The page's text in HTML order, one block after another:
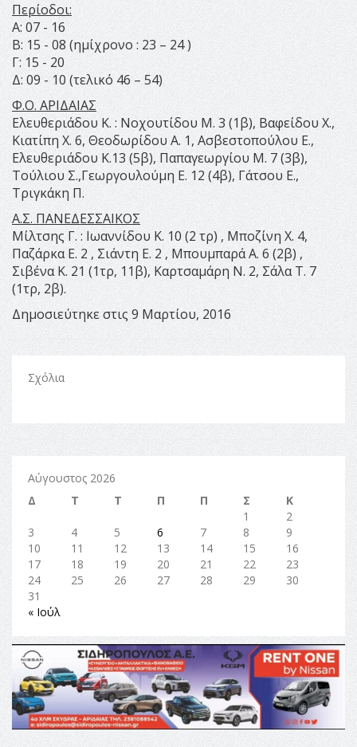
Περίοδοι:
Α: 07 - 16
Β: 15 - 08 (ημίχρονο : 23 – 24 )
Γ: 15 - 20
Δ: 09 - 10 (τελικό 46 – 54)
Φ.Ο. ΑΡΙΔΑΙΑΣ
Ελευθεριάδου Κ. : Νοχουτίδου Μ. 3 (1β), Βαφείδου Χ.,
Κιατίπη Χ. 6, Θεοδωρίδου Α. 1, Ασβεστοπούλου Ε.,
Ελευθεριάδου Κ.13 (5β), Παπαγεωργίου Μ. 7 (3β),
Τούλιου Σ.,Γεωργουλούμη Ε. 12 (4β), Γάτσου Ε.,
Τριγκάκη Π.
Α.Σ. ΠΑΝΕΔΕΣΣΑΙΚΟΣ
Μίλτσης Γ. : Ιωαννίδου Κ. 10 (2 τρ) , Μποζίνη Χ. 4,
Παζάρκα Ε. 2 , Σιάντη Ε. 2 , Μπουμπαρά Α. 6 (2β) ,
Σιβένα Κ. 21 (1τρ, 11β), Καρτσαμάρη Ν. 2, Σάλα Τ. 7
(1τρ, 2β).
Δημοσιεύτηκε στις 9 Μαρτίου, 2016
Σχόλια
Αύγουστος 2026
Δ
Τ Τ Π Π Σ
Κ
1
2
3
4 5 6 7 8
9
10
11 12 13 14 15
16
17
18 19 20 21 22
23
24
25 26 27 28 29
30
31
« Ιούλ